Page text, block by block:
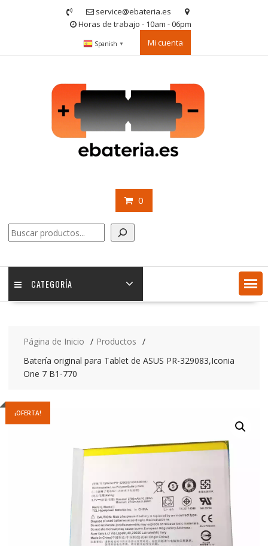
service@ebateria.es
Horas de trabajo - 10am - 06pm
Spanish ▼ Mi cuenta
0
Buscar
CATEGORÍA
Página de Inicio
Productos
Batería original para Tablet de ASUS PR-329083,Iconia
One 7 B1-770
¡OFERTA!